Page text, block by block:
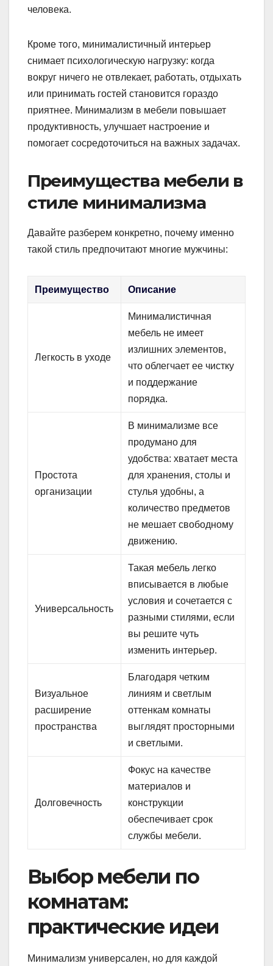
человека.
Кроме того, минималистичный интерьер
снимает психологическую нагрузку: когда
вокруг ничего не отвлекает, работать, отдыхать
или принимать гостей становится гораздо
приятнее. Минимализм в мебели повышает
продуктивность, улучшает настроение и
помогает сосредоточиться на важных задачах.
Преимущества мебели в
стиле минимализма
Давайте разберем конкретно, почему именно
такой стиль предпочитают многие мужчины:
Преимущество Описание
Легкость в уходе
Минималистичная
мебель не имеет
излишних элементов,
что облегчает ее чистку
и поддержание
порядка.
Простота
организации
В минимализме все
продумано для
удобства: хватает места
для хранения, столы и
стулья удобны, а
количество предметов
не мешает свободному
движению.
Универсальность
Такая мебель легко
вписывается в любые
условия и сочетается с
разными стилями, если
вы решите чуть
изменить интерьер.
Визуальное
расширение
пространства
Благодаря четким
линиям и светлым
оттенкам комнаты
выглядят просторными
и светлыми.
Долговечность
Фокус на качестве
материалов и
конструкции
обеспечивает срок
службы мебели.
Выбор мебели по
комнатам:
практические идеи
Минимализм универсален, но для каждой